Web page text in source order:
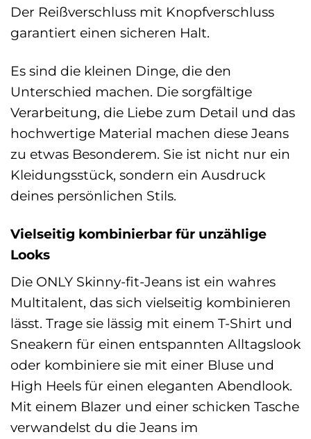
Der Reißverschluss mit Knopfverschluss
garantiert einen sicheren Halt.
Es sind die kleinen Dinge, die den
Unterschied machen. Die sorgfältige
Verarbeitung, die Liebe zum Detail und das
hochwertige Material machen diese Jeans
zu etwas Besonderem. Sie ist nicht nur ein
Kleidungsstück, sondern ein Ausdruck
deines persönlichen Stils.
Vielseitig kombinierbar für unzählige
Looks
Die ONLY Skinny-fit-Jeans ist ein wahres
Multitalent, das sich vielseitig kombinieren
lässt. Trage sie lässig mit einem T-Shirt und
Sneakern für einen entspannten Alltagslook
oder kombiniere sie mit einer Bluse und
High Heels für einen eleganten Abendlook.
Mit einem Blazer und einer schicken Tasche
verwandelst du die Jeans im